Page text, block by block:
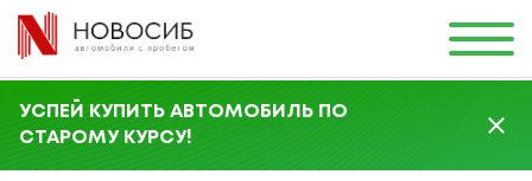
УСПЕЙ КУПИТЬ АВТОМОБИЛЬ ПО
СТАРОМУ КУРСУ!